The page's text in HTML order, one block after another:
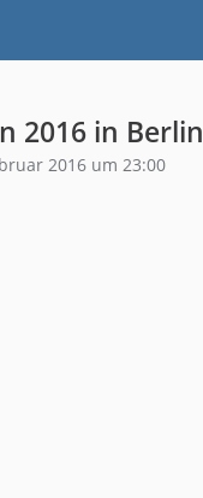
2016 in Berlin
2016 um 23:00